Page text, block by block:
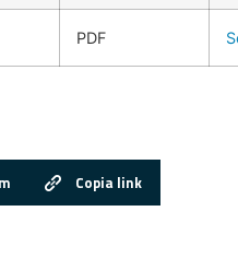
PDF
Copia link